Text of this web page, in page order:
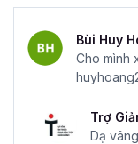
Bùi Huy
Cho mình
Trợ
Dạ